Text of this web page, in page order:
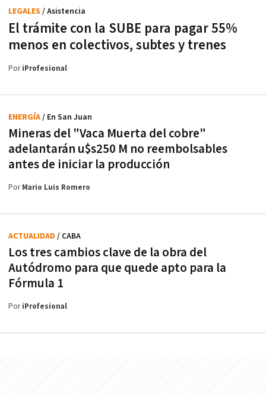
El trámite con la SUBE para pagar 55%
menos en colectivos, subtes y trenes
LEGALES / Asistencia
PoriProfesional
Mineras del "Vaca Muerta del cobre"
adelantarán u$s250 M no reembolsables
antes de iniciar la producción
ENERGÍA/ En San Juan
PorMario Luis Romero
Los tres cambios clave de la obra del
Autódromo para que quede apto para la
Fórmula 1
ACTUALIDAD / CABA
PoriProfesional